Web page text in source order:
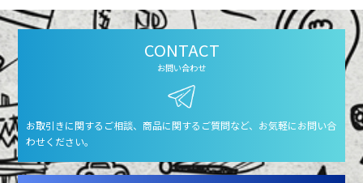
CONTACT
お問い合わせ
お取引きに関するご相談、商品に関するご質問など、お気軽にお問い合
わせください。